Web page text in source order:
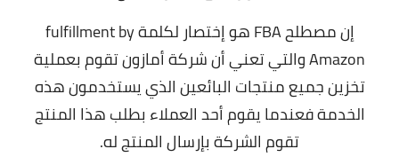
إن مصطلح FBA هو إختصار لكلمة fulfillment by
Amazon والتي تعني أن شركة أمازون تقوم بعملية
تخزين جميع منتجات البائعين الذي يستخدمون هذه
الخدمة فعندما يقوم أحد العملاء بطلب هذا المنتج
تقوم الشركة بإرسال المنتج له.